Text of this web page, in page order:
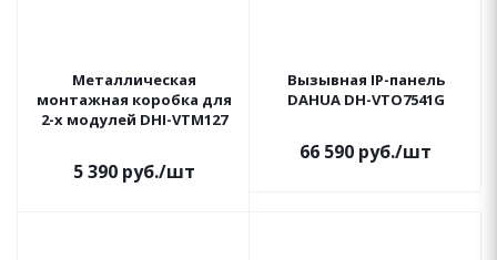
Металлическая
монтажная коробка для
2-х модулей DHI-VTM127
5 390руб./шт
Вызывная IP-панель
DAHUA DH-VTO7541G
66 590 руб./шт